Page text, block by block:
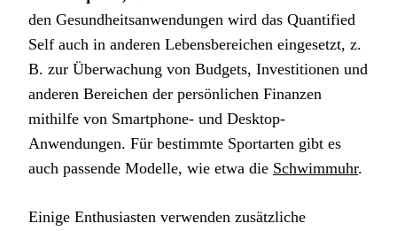
den Gesundheitsanwendungen wird das Quantified
Self auch in anderen Lebensbereichen eingesetzt, z.
B. zur Überwachung von Budgets, Investitionen und
anderen Bereichen der persönlichen Finanzen
mithilfe von Smartphone- und Desktop-
Anwendungen. Für bestimmte Sportarten gibt es
auch passende Modelle, wie etwa die Schwimmuhr.
Einige Enthusiasten verwenden zusätzliche